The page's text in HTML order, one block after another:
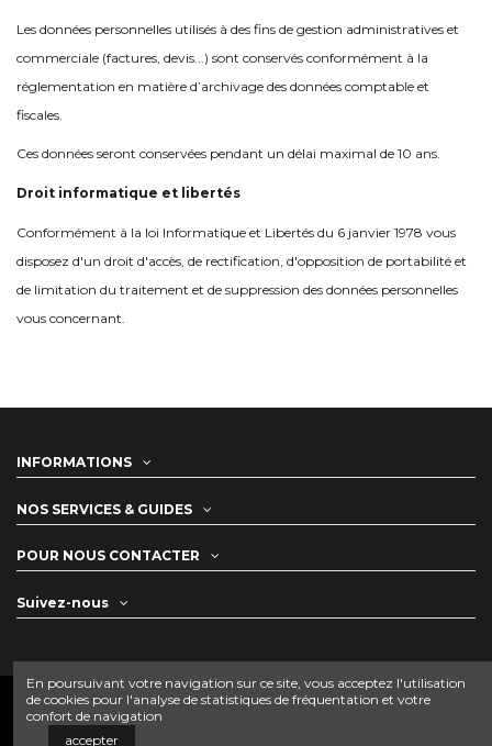
Les données personnelles utilisés à des fins de gestion administratives et
commerciale (factures, devis...) sont conservés conformément à la
réglementation en matière d’archivage des données comptable et
fiscales.
Ces données seront conservées pendant un délai maximal de 10 ans.
Droit informatique et libertés
Conformément à la loi Informatique et Libertés du 6 janvier 1978 vous
disposez d'un droit d'accès, de rectification, d'opposition de portabilité et
de limitation du traitement et de suppression des données personnelles
vous concernant.
INFORMATIONS
NOS SERVICES & GUIDES
POUR NOUS CONTACTER
Suivez-nous
© 2021 JARDIMAN •
En poursuivant votre navigation sur ce site, vous acceptez l'utilisation
de cookies pour l'analyse de statistiques de fréquentation et votre
confort de navigation
accepter